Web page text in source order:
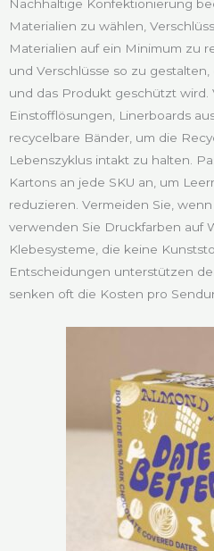
Nachhaltige Konfektionierung
Materialien zu wählen,
Materialien auf ein Minimum zu
und Verschlüsse so zu
und das Produkt geschützt wird.
Einstofflösungen, Linerboards
recycelbare Bänder, um die
Lebenszyklus intakt zu halten.
Kartons an jede SKU an, um
reduzieren. Vermeiden Sie, wenn
verwenden Sie Druckfarben auf
Klebesysteme, die keine
Entscheidungen unterstützen
senken oft die Kosten pro